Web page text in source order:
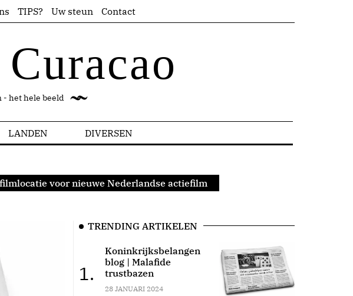
TIPS? Uw steun Contact
- het hele beeld
LANDEN DIVERSEN
voor nieuwe Nederlandse actiefilm
TRENDING ARTIKELEN
1.
Koninkrijksbelangen
blog | Malafide
trustbazen
28 JANUARI 2024